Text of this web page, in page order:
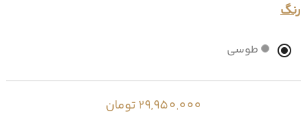
رنگ
طوسی
29,950,000 تومان